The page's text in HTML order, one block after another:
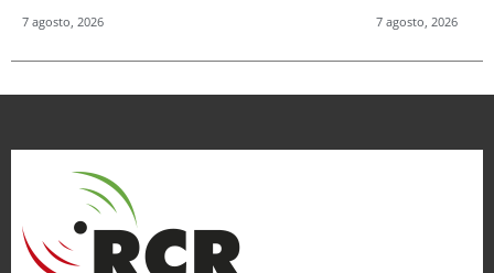
7 agosto, 2026 7 agosto, 2026